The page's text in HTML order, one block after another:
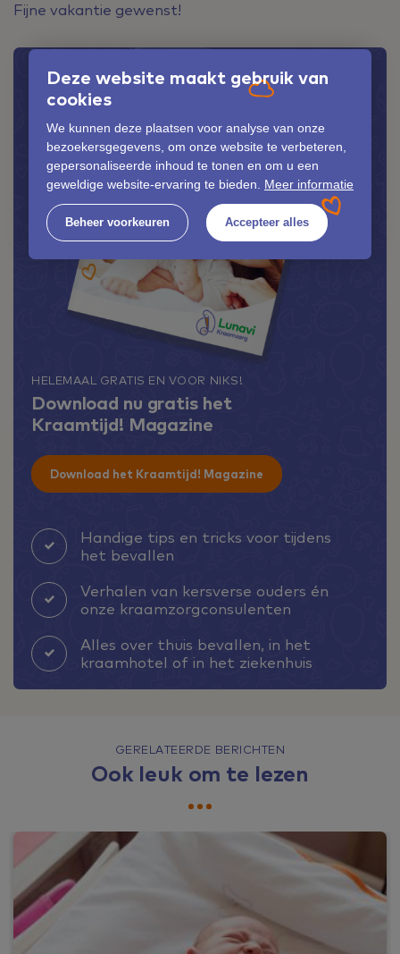
Deze website maakt gebruik van
cookies
We kunnen deze plaatsen voor analyse van onze
bezoekersgegevens, om onze website te verbeteren,
gepersonaliseerde inhoud te tonen en om u een
geweldige website-ervaring te bieden. Meer informatie
Beheer voorkeuren Accepteer alles
Fijne vakantie gewenst!
HELEMAAL GRATIS EN VOOR NIKS!
Download nu gratis het
Kraamtijd! Magazine
Download het Kraamtijd! Magazine
Handige tips en tricks voor tijdens
het bevallen
Verhalen van kersverse ouders én
onze kraamzorgconsulenten
Alles over thuis bevallen, in het
kraamhotel of in het ziekenhuis
GERELATEERDE BERICHTEN
Ook leuk om te lezen